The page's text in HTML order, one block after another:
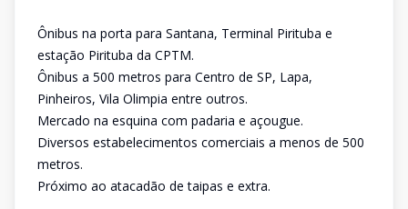
Ônibus na porta para Santana, Terminal Pirituba e
estação Pirituba da CPTM.
Ônibus a 500 metros para Centro de SP, Lapa,
Pinheiros, Vila Olimpia entre outros.
Mercado na esquina com padaria e açougue.
Diversos estabelecimentos comerciais a menos de 500
metros.
Próximo ao atacadão de taipas e extra.